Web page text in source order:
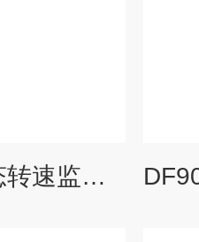
DF9011精密瞬态转速监测仪成都供应